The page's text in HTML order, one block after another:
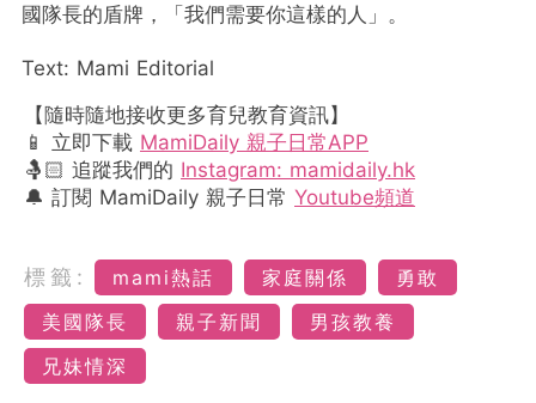
國隊長的盾牌，「我們需要你這樣的人」。
Text: Mami Editorial
【隨時隨地接收更多育兒教育資訊】
📱 立即下載 MamiDaily 親子日常APP
🤱🏻 追蹤我們的 Instagram: mamidaily.hk
🔔 訂閱 MamiDaily 親子日常 Youtube頻道
標籤: mami熱話 家庭關係
勇敢
美國隊長
親子新聞
男孩教養
兄妹情深